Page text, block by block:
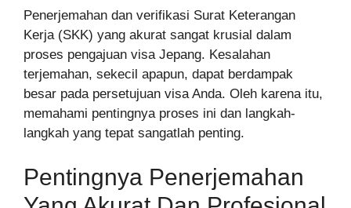
Penerjemahan dan verifikasi Surat Keterangan
Kerja (SKK) yang akurat sangat krusial dalam
proses pengajuan visa Jepang. Kesalahan
terjemahan, sekecil apapun, dapat berdampak
besar pada persetujuan visa Anda. Oleh karena itu,
memahami pentingnya proses ini dan langkah-
langkah yang tepat sangatlah penting.
Pentingnya Penerjemahan